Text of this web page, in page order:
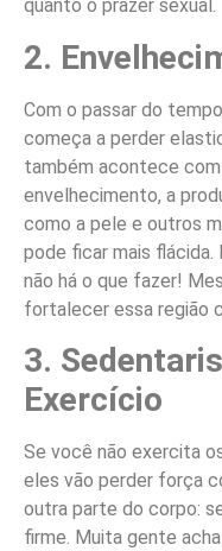
quanto o prazer sexual.
2.
Com o passar do
começa a perder
também acontece
envelhecimento, a
como a pele e outros
pode ficar mais flácida.
não há o que fazer!
fortalecer essa região
3.
Exercício
Se você não exercita
eles vão perder força
outra parte do corpo:
firme. Muita gente